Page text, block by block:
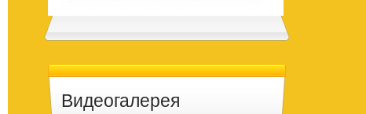
Видеогалерея